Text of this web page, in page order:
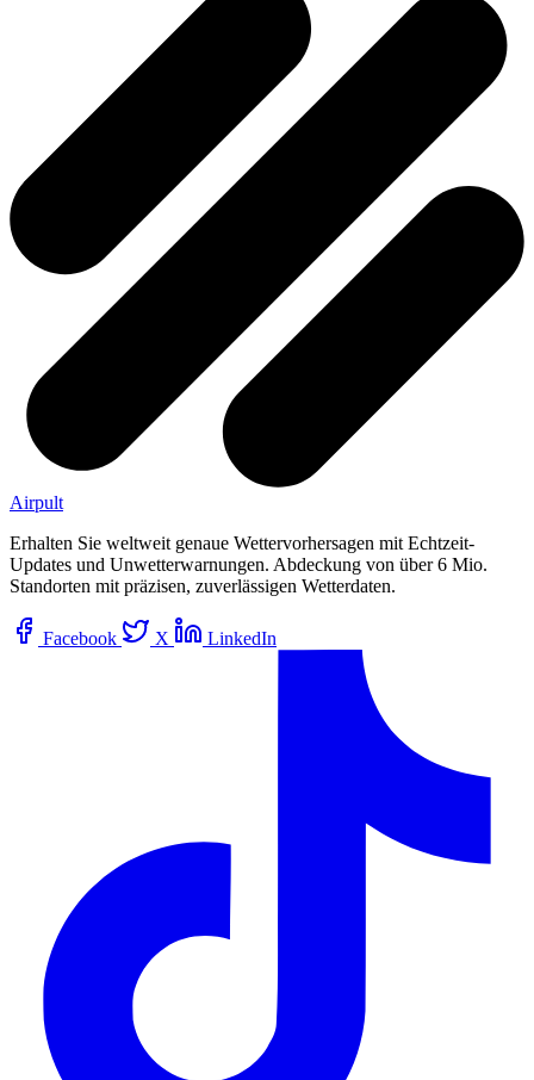
Airpult
Erhalten Sie weltweit genaue Wettervorhersagen mit Echtzeit-
Updates und Unwetterwarnungen. Abdeckung von über 6 Mio.
Standorten mit präzisen, zuverlässigen Wetterdaten.
Facebook X LinkedIn